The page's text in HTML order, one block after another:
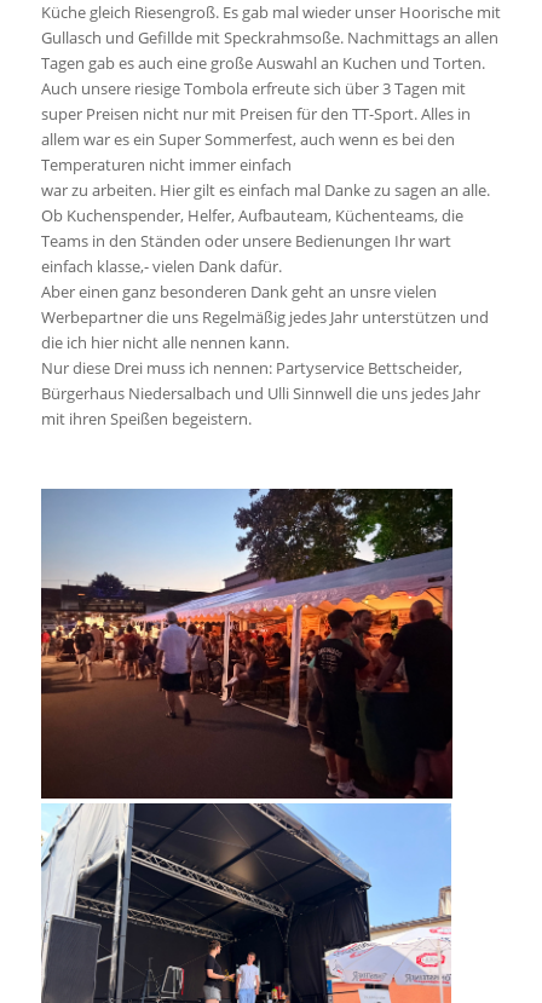
Küche gleich Riesengroß. Es gab mal wieder unser Hoorische mit
Gullasch und Gefillde mit Speckrahmsoße. Nachmittags an allen
Tagen gab es auch eine große Auswahl an Kuchen und Torten.
Auch unsere riesige Tombola erfreute sich über 3 Tagen mit
super Preisen nicht nur mit Preisen für den TT-Sport. Alles in
allem war es ein Super Sommerfest, auch wenn es bei den
Temperaturen nicht immer einfach
war zu arbeiten. Hier gilt es einfach mal Danke zu sagen an alle.
Ob Kuchenspender, Helfer, Aufbauteam, Küchenteams, die
Teams in den Ständen oder unsere Bedienungen Ihr wart
einfach klasse,- vielen Dank dafür.
Aber einen ganz besonderen Dank geht an unsre vielen
Werbepartner die uns Regelmäßig jedes Jahr unterstützen und
die ich hier nicht alle nennen kann.
Nur diese Drei muss ich nennen: Partyservice Bettscheider,
Bürgerhaus Niedersalbach und Ulli Sinnwell die uns jedes Jahr
mit ihren Speißen begeistern.